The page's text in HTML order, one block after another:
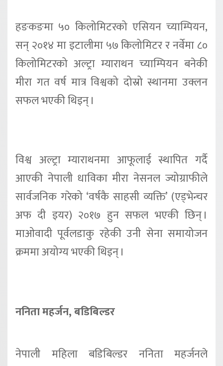
हङकङमा ५० किलोमिटरको एसियन च्याम्पियन,
सन् २०१४ मा इटालीमा ५७ किलोमिटर र नर्वेमा ८०
किलोमिटरको अल्ट्रा म्याराथन च्याम्पियन बनेकी
मीरा गत वर्ष मात्र विश्वको दोस्रो स्थानमा उक्लन
सफल भएकी थिइन् ।
विश्व अल्ट्रा म्याराथनमा आफूलाई स्थापित गर्दै
आएकी नेपाली धाविका मीरा नेसनल ज्योग्राफीले
सार्वजनिक गरेको ‘वर्षकै साहसी व्यक्ति’ (एड्भेन्चर
अफ दी इयर) २०१७ हुन सफल भएकी छिन् ।
माओवादी पूर्वलडाकु रहेकी उनी सेना समायोजन
क्रममा अयोग्य भएकी थिइन् ।
ननिता महर्जन, बडिबिल्डर
नेपाली महिला बडिबिल्डर ननिता महर्जनले